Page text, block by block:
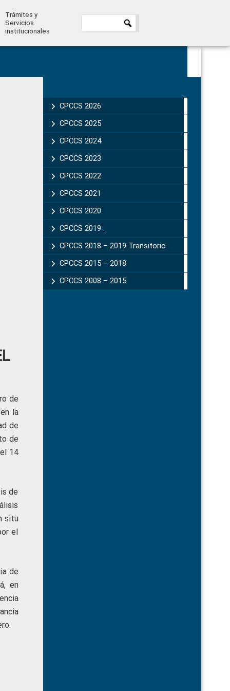
Trámites y
Servicios
institucionales
de
la
de
de
14
de
situ
el
de
en
Sidebar
CPCCS 2026
CPCCS 2025
CPCCS 2024
CPCCS 2023
CPCCS 2022
CPCCS 2021
CPCCS 2020
CPCCS 2019 .
CPCCS 2018 – 2019 Transitorio
CPCCS 2015 – 2018
CPCCS 2008 – 2015